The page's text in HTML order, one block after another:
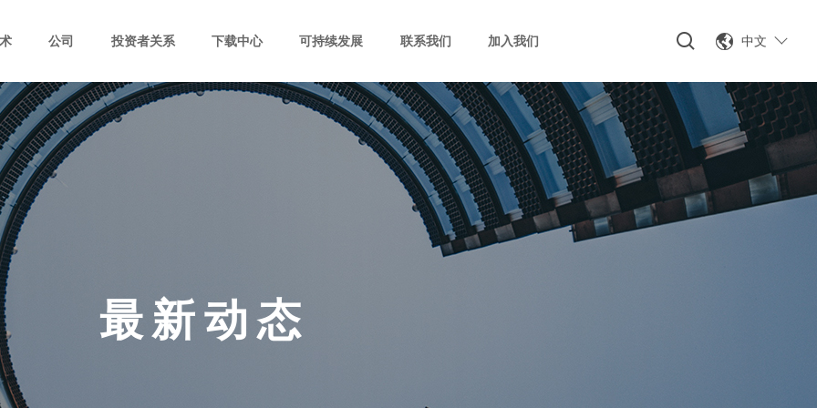
公司 投资者关系 下载中心 可持续发展 联系我们 加入我们 中文
最新动态